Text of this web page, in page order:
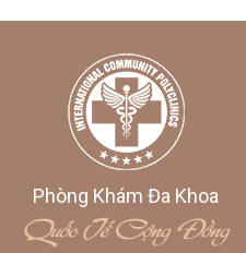
Phòng Khám Đa Khoa
Quốc Tế Cộng Đồng